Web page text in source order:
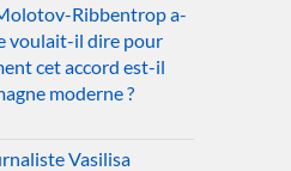
Ribbentrop a-
voulait-il dire pour
cet accord est-il
moderne ?
Vasilisa